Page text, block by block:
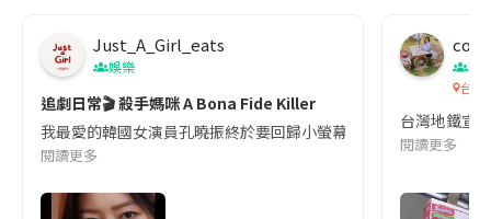
Just_A_Girl_eats
娛樂
追劇日常🎬 殺手媽咪 A Bona Fide Killer
我最愛的韓國女演員孔曉振終於要回歸小螢幕啦!這次的劇本改編
閱讀更多
co
吹
台灣
台灣地鐵宣
閱讀更多